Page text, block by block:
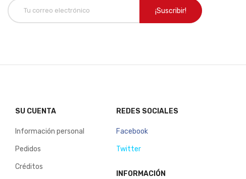
SU CUENTA
Información personal
Pedidos
Créditos
REDES SOCIALES
Facebook
Twitter
INFORMACIÓN